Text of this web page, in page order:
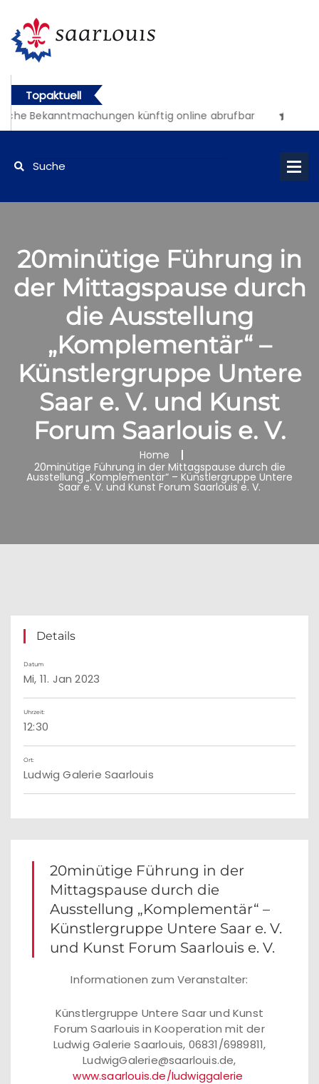
Topaktuell
Bekanntmachungen künftig online abrufbar
20minütige Führung in
der Mittagspause durch
die Ausstellung
„Komplementär“ –
Künstlergruppe Untere
Saar e. V. und Kunst
Forum Saarlouis e. V.
Home
20minütige Führung in der Mittagspause durch die
Ausstellung „Komplementär“ – Künstlergruppe Untere
Saar e. V. und Kunst Forum Saarlouis e. V.
Details
Datum
Mi, 11. Jan 2023
Uhrzeit:
12:30
Ort:
Ludwig Galerie Saarlouis
20minütige Führung in der
Mittagspause durch die
Ausstellung „Komplementär“ –
Künstlergruppe Untere Saar e. V.
und Kunst Forum Saarlouis e. V.
Informationen zum Veranstalter:
Künstlergruppe Untere Saar und Kunst
Forum Saarlouis in Kooperation mit der
Ludwig Galerie Saarlouis, 06831/6989811,
LudwigGalerie@saarlouis.de,
www.saarlouis.de/ludwiggalerie